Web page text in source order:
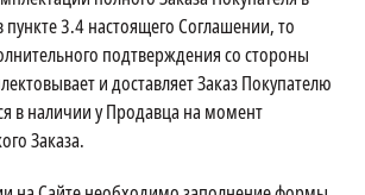
пункте 3.4 настоящего Соглашении, то
подтверждения со стороны
и доставляет Заказ Покупателю
в наличии у Продавца на момент
Заказа.